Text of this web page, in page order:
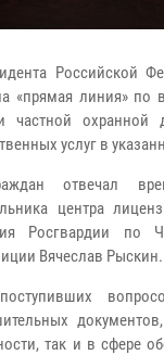
Российской
«прямая линия» по
частной охранной
услуг в
отвечал
центра
Росгвардии по
Вячеслав Рыскин.
так и в сфере